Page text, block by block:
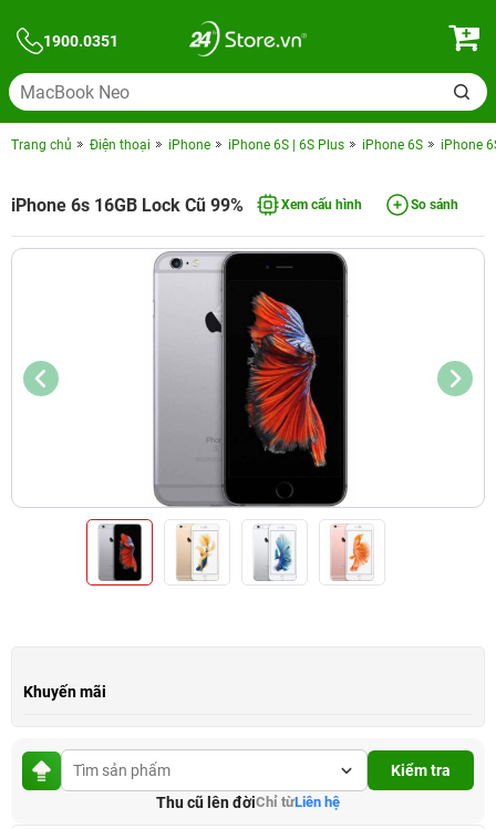
1900.0351
Trang chủ Điện thoại iPhone iPhone 6S | 6S Plus iPhone 6S iPhone
iPhone 6s 16GB Lock Cũ 99% Xem cấu hình So sánh
Khuyến mãi
Kiểm tra
Thu cũ lên đờiChỉ từLiên hệ